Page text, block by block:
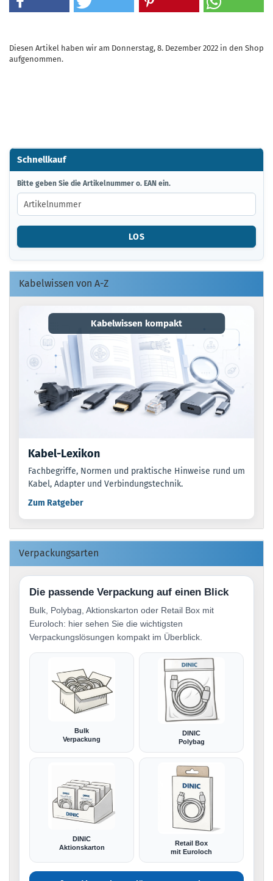
Diesen Artikel haben wir am Donnerstag, 8. Dezember 2022 in den Shop
aufgenommen.
Schnellkauf
BITTE
GEBEN
SIE
DIE
ARTIKELNUMMER
EAN
EIN.
Bitte geben Sie die Artikelnummer o. EAN ein.
LOS
Kabelwissen von A-Z
Kabelwissen kompakt
Kabel-Lexikon
Fachbegriffe, Normen und praktische Hinweise rund um
Kabel, Adapter und Verbindungstechnik.
Zum Ratgeber
Verpackungsarten
Die passende Verpackung auf einen Blick
Bulk, Polybag, Aktionskarton oder Retail Box mit
Euroloch: hier sehen Sie die wichtigsten
Verpackungslösungen kompakt im Überblick.
Bulk
Verpackung
DINIC
Polybag
DINIC
Aktionskarton
Retail Box
mit Euroloch